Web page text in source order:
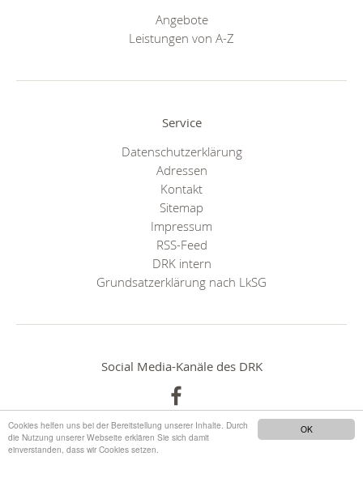
OK
Cookies helfen uns bei der Bereitstellung unserer Inhalte. Durch
die Nutzung unserer Webseite erklären Sie sich damit
einverstanden, dass wir Cookies setzen.
Angebote
Leistungen von A-Z
Service
Datenschutzerklärung
Adressen
Kontakt
Sitemap
Impressum
RSS-Feed
DRK intern
Grundsatzerklärung nach LkSG
Social Media-Kanäle des DRK